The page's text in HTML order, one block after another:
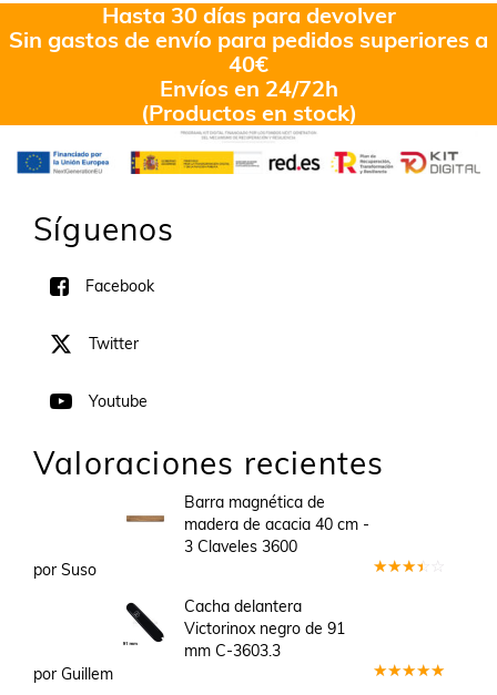
Hasta 30 días para devolver
Sin gastos de envío para pedidos superiores a
40€
Envíos en 24/72h
(Productos en stock)
Síguenos
Facebook
Twitter
Youtube
Valoraciones recientes
Barra magnética de
madera de acacia 40 cm -
3 Claveles 3600
por Suso
Cacha delantera
Victorinox negro de 91
mm C-3603.3
por Guillem